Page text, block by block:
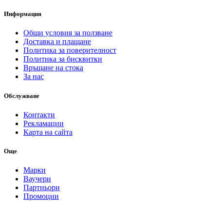
Информация
Общи условия за ползване
Доставка и плащане
Политика за поверителност
Политика за бисквитки
Връщане на стока
За нас
Обслужване
Контакти
Рекламации
Карта на сайта
Още
Марки
Ваучери
Партньори
Промоции